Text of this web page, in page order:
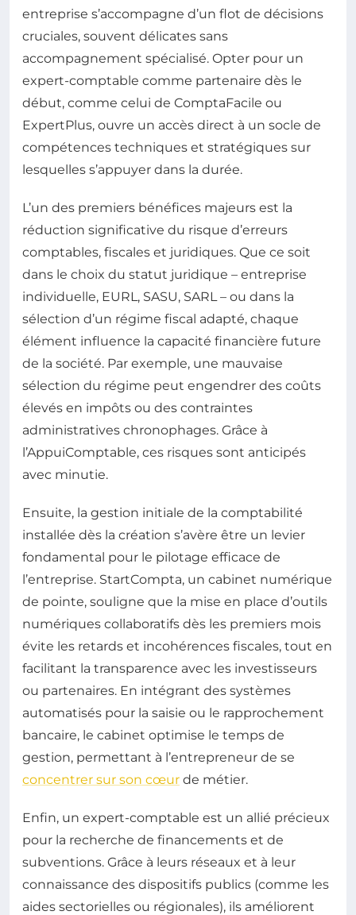
entreprise s’accompagne d’un flot de décisions
cruciales, souvent délicates sans
accompagnement spécialisé. Opter pour un
expert-comptable comme partenaire dès le
début, comme celui de ComptaFacile ou
ExpertPlus, ouvre un accès direct à un socle de
compétences techniques et stratégiques sur
lesquelles s’appuyer dans la durée.
L’un des premiers bénéfices majeurs est la
réduction significative du risque d’erreurs
comptables, fiscales et juridiques. Que ce soit
dans le choix du statut juridique – entreprise
individuelle, EURL, SASU, SARL – ou dans la
sélection d’un régime fiscal adapté, chaque
élément influence la capacité financière future
de la société. Par exemple, une mauvaise
sélection du régime peut engendrer des coûts
élevés en impôts ou des contraintes
administratives chronophages. Grâce à
l’AppuiComptable, ces risques sont anticipés
avec minutie.
Ensuite, la gestion initiale de la comptabilité
installée dès la création s’avère être un levier
fondamental pour le pilotage efficace de
l’entreprise. StartCompta, un cabinet numérique
de pointe, souligne que la mise en place d’outils
numériques collaboratifs dès les premiers mois
évite les retards et incohérences fiscales, tout en
facilitant la transparence avec les investisseurs
ou partenaires. En intégrant des systèmes
automatisés pour la saisie ou le rapprochement
bancaire, le cabinet optimise le temps de
gestion, permettant à l’entrepreneur de se
concentrer sur son cœur de métier.
Enfin, un expert-comptable est un allié précieux
pour la recherche de financements et de
subventions. Grâce à leurs réseaux et à leur
connaissance des dispositifs publics (comme les
aides sectorielles ou régionales), ils améliorent